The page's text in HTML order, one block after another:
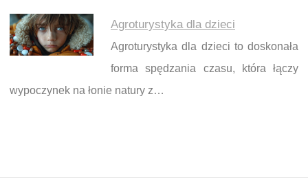
Agroturystyka dla dzieci
Agroturystyka dla dzieci to doskonała
forma spędzania czasu, która łączy
wypoczynek na łonie natury z…